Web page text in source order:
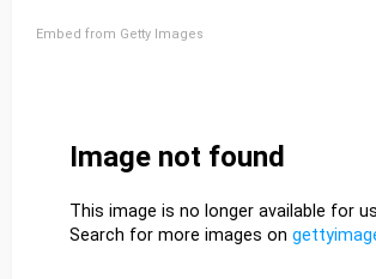
Embed from Getty Images